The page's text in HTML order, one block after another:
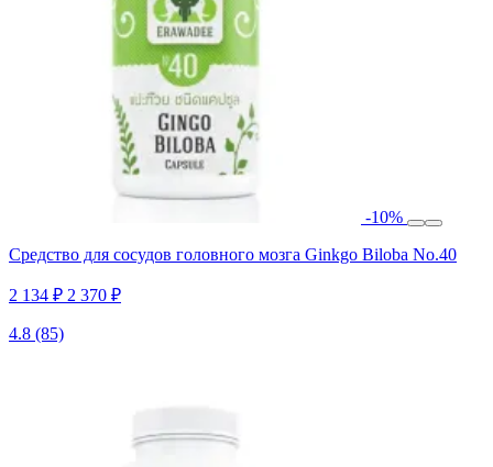
-10%
Средство для сосудов головного мозга Ginkgo Biloba No.40
2 134 ₽ 2 370 ₽
4.8 (85)